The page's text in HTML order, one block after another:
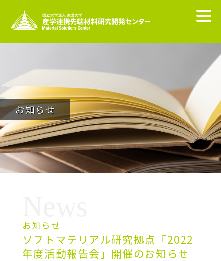
お知らせ
お知らせ
ソフトマテリアル研究拠点「2022
年度活動報告会」開催のお知らせ